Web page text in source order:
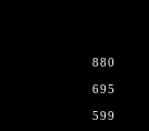
880
695
599